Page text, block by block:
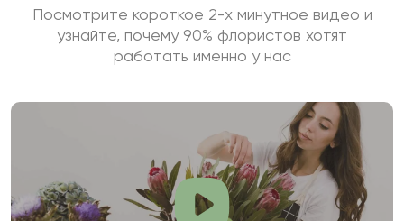
Посмотрите короткое 2-х минутное видео и
узнайте, почему 90% флористов хотят
работать именно у нас